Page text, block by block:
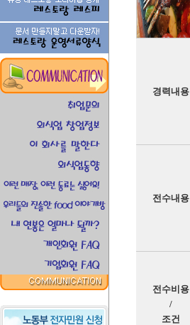
경력내용
전수내용
전수비용
/
조건